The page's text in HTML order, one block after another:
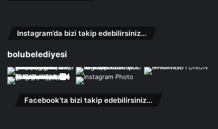
Instagram’da bizi takip edebilirsiniz…
bolubelediyesi
Facebook’ta bizi takip edebilirsiniz…